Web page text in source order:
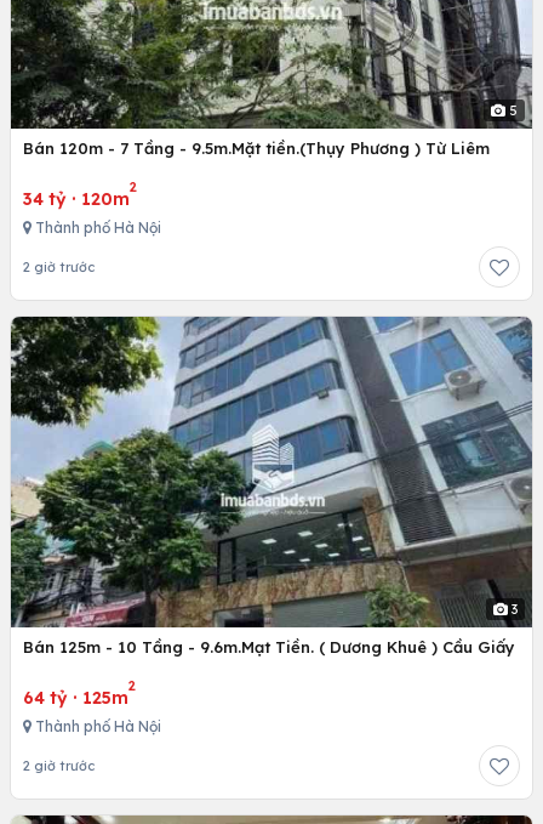
5
Bán 120m - 7 Tầng - 9.5m.Mặt tiền.(Thụy Phương ) Từ Liêm
34 tỷ · 120m
2
Thành phố Hà Nội
2 giờ trước
3
Bán 125m - 10 Tầng - 9.6m.Mạt Tiền. ( Dương Khuê ) Cầu Giấy
64 tỷ · 125m
2
Thành phố Hà Nội
2 giờ trước